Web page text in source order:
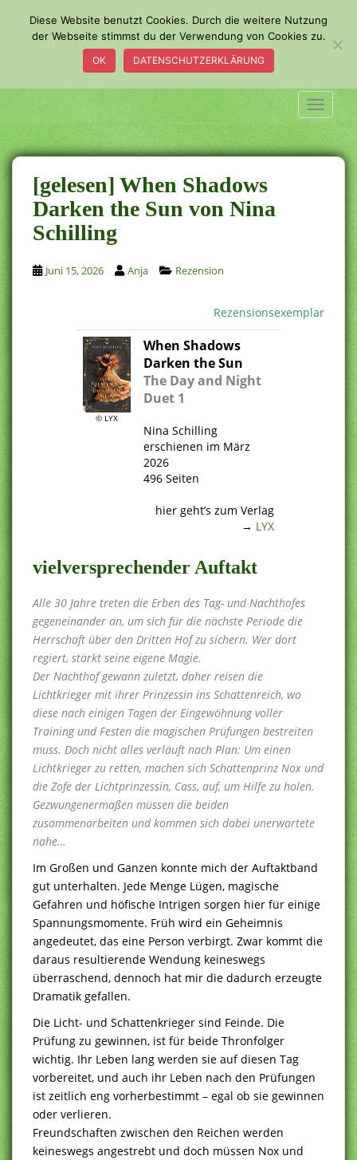
a
i
n
c
o
n
t
e
n
t
[gelesen] When Shadows
Darken the Sun von Nina
Schilling
Juni 15, 2026 Anja Rezension
Rezensionsexemplar
© LYX
When Shadows
Darken the Sun
The Day and Night
Duet 1
Nina Schilling
erschienen im März
2026
496 Seiten
hier geht’s zum Verlag
→ LYX
vielversprechender Auftakt
Alle 30 Jahre treten die Erben des Tag- und Nachthofes
gegeneinander an, um sich für die nächste Periode die
Herrschaft über den Dritten Hof zu sichern. Wer dort
regiert, stärkt seine eigene Magie.
Der Nachthof gewann zuletzt, daher reisen die
Lichtkrieger mit ihrer Prinzessin ins Schattenreich, wo
diese nach einigen Tagen der Eingewöhnung voller
Training und Festen die magischen Prüfungen bestreiten
muss. Doch nicht alles verläuft nach Plan: Um einen
Lichtkrieger zu retten, machen sich Schattenprinz Nox und
die Zofe der Lichtprinzessin, Cass, auf, um Hilfe zu holen.
Gezwungenermaßen müssen die beiden
zusammenarbeiten und kommen sich dabei unerwartete
nahe…
Im Großen und Ganzen konnte mich der Auftaktband
gut unterhalten. Jede Menge Lügen, magische
Gefahren und höfische Intrigen sorgen hier für einige
Spannungsmomente. Früh wird ein Geheimnis
angedeutet, das eine Person verbirgt. Zwar kommt die
daraus resultierende Wendung keineswegs
überraschend, dennoch hat mir die dadurch erzeugte
Dramatik gefallen.
Die Licht- und Schattenkrieger sind Feinde. Die
Prüfung zu gewinnen, ist für beide Thronfolger
wichtig. Ihr Leben lang werden sie auf diesen Tag
vorbereitet, und auch ihr Leben nach den Prüfungen
ist zeitlich eng vorherbestimmt – egal ob sie gewinnen
oder verlieren.
Freundschaften zwischen den Reichen werden
keineswegs angestrebt und doch müssen Nox und
Diese Website benutzt Cookies. Durch die weitere Nutzung
der Webseite stimmst du der Verwendung von Cookies zu.
OK DATENSCHUTZERKLÄRUNG